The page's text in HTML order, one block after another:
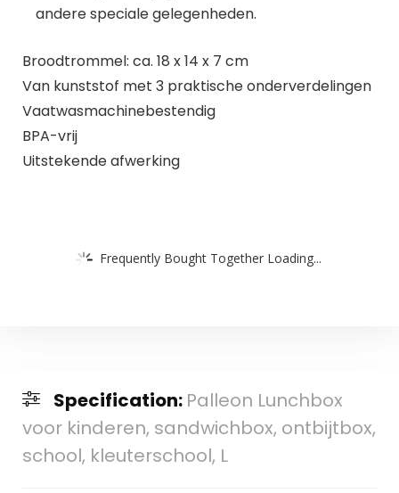
andere speciale gelegenheden.
Broodtrommel: ca. 18 x 14 x 7 cm
Van kunststof met 3 praktische onderverdelingen
Vaatwasmachinebestendig
BPA-vrij
Uitstekende afwerking
Frequently Bought Together Loading...
Specification: Palleon Lunchbox
voor kinderen, sandwichbox, ontbijtbox,
school, kleuterschool, L